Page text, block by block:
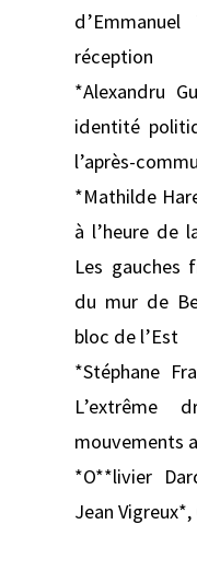
réception
*Alexandru
identité
l’après-
*Mathilde
à l’heure de
Les gauches
du mur de
bloc de l’Est
*Stéphane
L’extrême
mouvements
*O**livier
Jean